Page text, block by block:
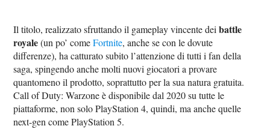
Il titolo, realizzato sfruttando il gameplay vincente deibattle
royale(un po’ comeFortnite, anche se con le dovute
differenze), ha catturato subito l’attenzione di tutti i fan della
saga, spingendo anche molti nuovi giocatori a provare
quantomeno il prodotto, soprattutto per la sua natura gratuita.
Call of Duty: Warzone è disponibile dal 2020 su tutte le
piattaforme, non solo PlayStation 4, quindi, ma anche quelle
next-gen come PlayStation 5.